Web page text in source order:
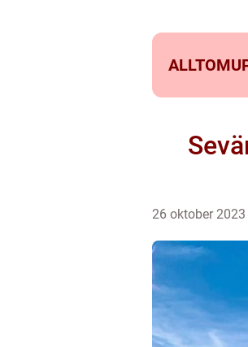
26 oktober 2023